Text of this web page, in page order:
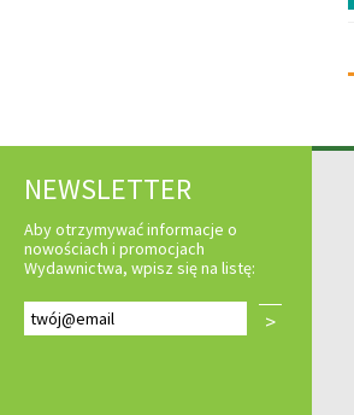
NEWSLETTER
Aby otrzymywać informacje o
nowościach i promocjach
Wydawnictwa, wpisz się na listę:
>